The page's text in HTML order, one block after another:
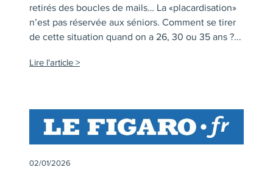
retirés des boucles de mails… La «placardisation»
n’est pas réservée aux séniors. Comment se tirer
de cette situation quand on a 26, 30 ou 35 ans ?...
Lire l'article
02/01/2026